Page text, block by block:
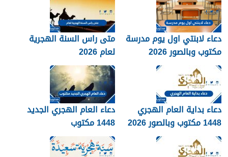
دعاء لابنتي اول يوم مدرسة
مكتوب وبالصور 2026
متى راس السنة الهجرية
لعام 2026
دعاء بداية العام الهجري
1448 مكتوب وبالصور 2026
دعاء العام الهجري الجديد
1448 مكتوب